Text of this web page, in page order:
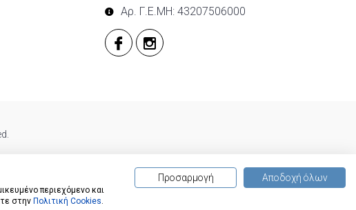
Αρ. Γ.Ε.ΜΗ: 43207506000
περιεχόμενο και
στην Πολιτική Cookies.
Προσαρμογή Αποδοχή όλων